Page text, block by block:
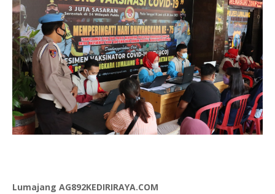
Lumajang AG892KEDIRIRAYA.COM